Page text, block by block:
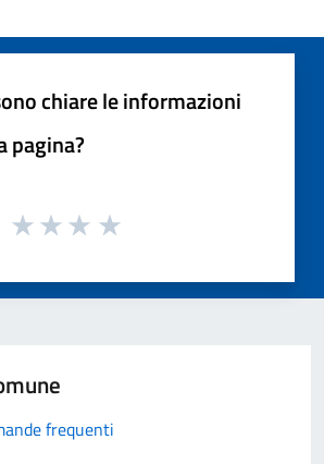
chiare le informazioni
pagina?
frequenti